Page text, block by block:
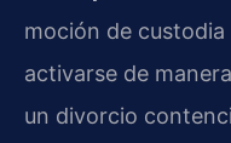
moción de
activarse de
un divorcio